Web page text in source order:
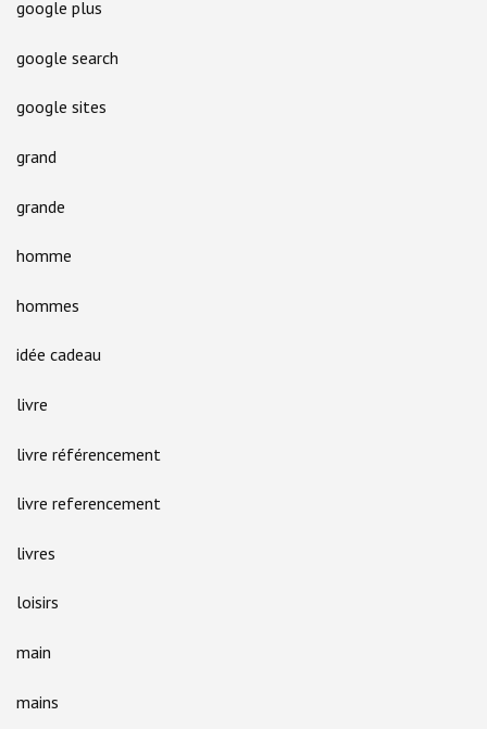
google plus
google search
google sites
grand
grande
homme
hommes
idée cadeau
livre
livre référencement
livre referencement
livres
loisirs
main
mains